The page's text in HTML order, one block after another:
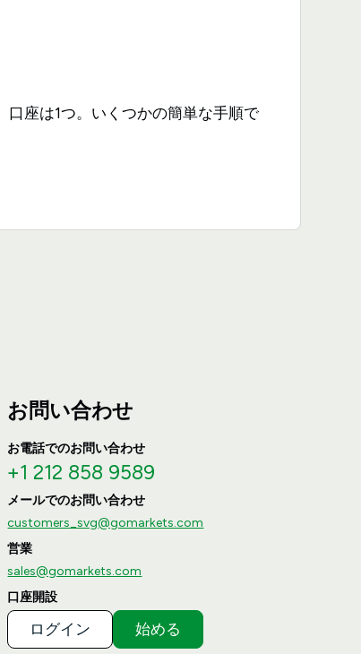
座は1つ。いくつかの簡単な手順で
お問い合わせ
お電話でのお問い合わせ
+1 212 858 9589
メールでのお問い合わせ
customers_svg@gomarkets.com
営業
sales@gomarkets.com
口座開設
ログイン 始める